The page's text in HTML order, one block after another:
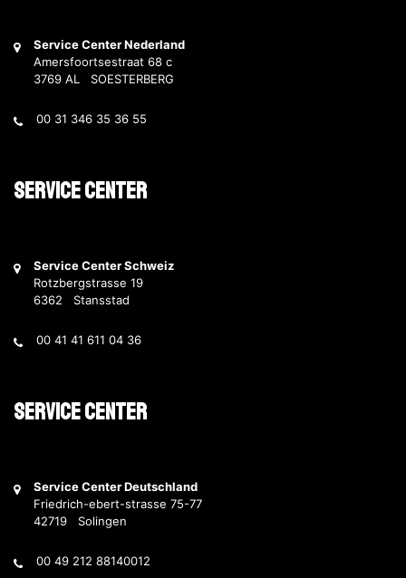
Service Center Nederland
Amersfoortsestraat 68 c
3769 AL SOESTERBERG
00 31 346 35 36 55
Service Center
Service Center Schweiz
Rotzbergstrasse 19
6362 Stansstad
00 41 41 611 04 36
Service Center
Service Center Deutschland
Friedrich-ebert-strasse 75-77
42719 Solingen
00 49 212 88140012